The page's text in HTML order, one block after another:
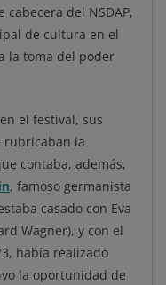
del NSDAP,
de cultura en el
la toma del poder
el festival, sus
rubricaban la
contaba, además,
, famoso germanista
casado con Eva
Wagner), y con el
había realizado
la oportunidad de